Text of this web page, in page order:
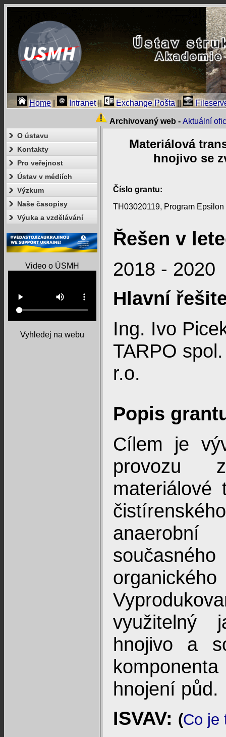
Home| Intranet|| Exchange Pošta ||
Archivovaný web - Aktuální
O ústavu
Kontakty
Pro veřejnost
Ústav v médiích
Výzkum
Naše časopisy
Výuka a vzdělávání
Video o ÚSMH
Vyhledej na webu
Materiálová
hnojivo se
Číslo grantu:
TH03020119, Program Epsilon
Řešen v
2018 - 2020
Hlavní
Ing. Ivo
TARPO
r.o.
Popis
Cílem je
provozu
materiálové
využitelný
hnojivo a
hnojení půd.
ISVAV: (Co je